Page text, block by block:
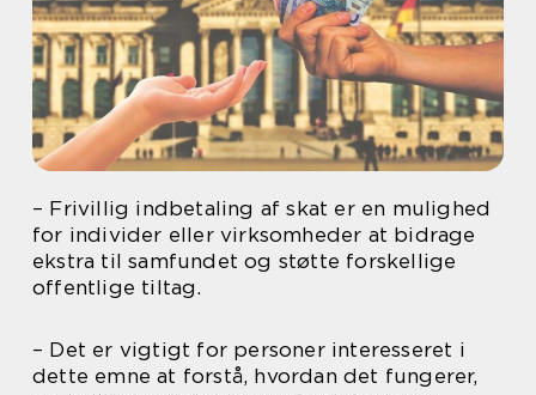
– Frivillig indbetaling af skat er en mulighed
for individer eller virksomheder at bidrage
ekstra til samfundet og støtte forskellige
offentlige tiltag.
– Det er vigtigt for personer interesseret i
dette emne at forstå, hvordan det fungerer,